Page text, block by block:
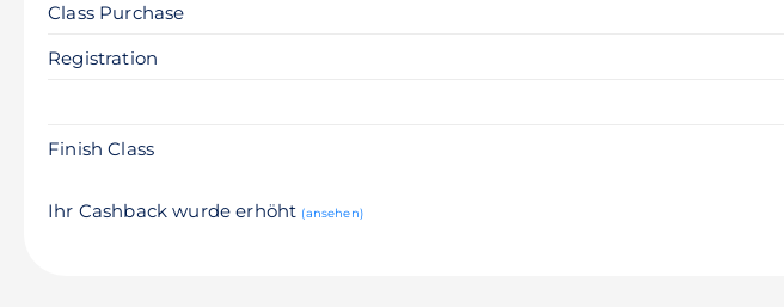
Class Purchase
Registration
Finish Class
Ihr Cashback wurde erhöht (ansehen)